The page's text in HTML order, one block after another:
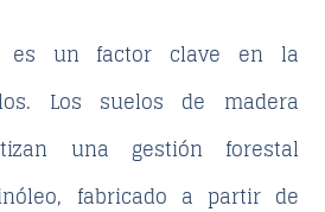
es un factor clave en la
Los suelos de madera
una gestión forestal
fabricado a partir de